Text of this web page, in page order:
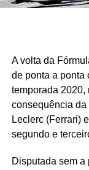
A volta da
de ponta a ponta
temporada 2020,
consequência
Leclerc (Ferrari)
segundo e
Disputada sem